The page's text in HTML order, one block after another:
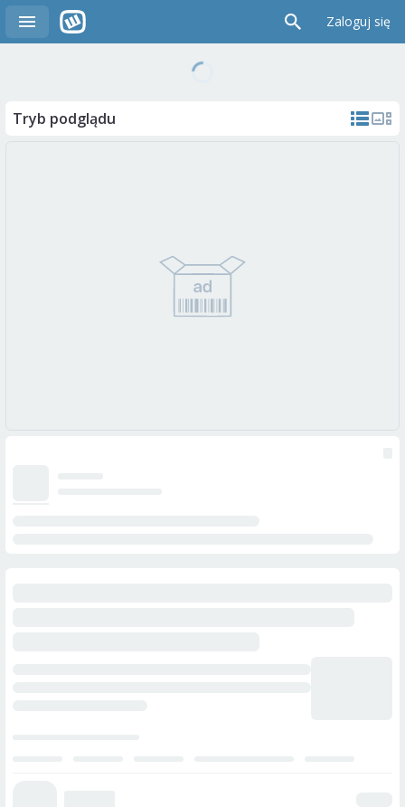
Zaloguj się
Tryb podglądu